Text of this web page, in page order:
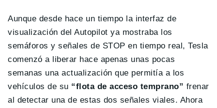
Aunque desde hace un tiempo la interfaz de
visualización del Autopilot ya mostraba los
semáforos y señales de STOP en tiempo real, Tesla
comenzó a liberar hace apenas unas pocas
semanas una actualización que permitía a los
vehículos de su “flota de acceso temprano” frenar
al detectar una de estas dos señales viales. Ahora